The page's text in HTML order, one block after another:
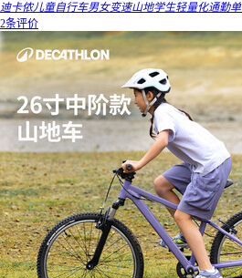
迪卡侬儿童自行车男女变速山地学生轻量化通勤单
2条评价